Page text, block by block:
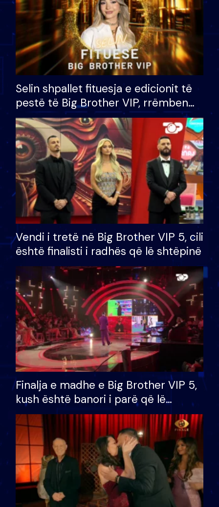
Selin shpallet fituesja e edicionit të
pestë të Big Brother VIP, rrëmben
çmimin e madh prej 100 mijë eurosh
Vendi i tretë në Big Brother VIP 5, cili
është finalisti i radhës që lë shtëpinë
Finalja e madhe e Big Brother VIP 5,
kush është banori i parë që lë
shtëpinë dhe humb mundësinë për
të fituar çmimin e madh